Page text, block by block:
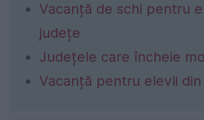
Vacanță de schi pentru
județe
Județele care încheie
Vacanță pentru elevii